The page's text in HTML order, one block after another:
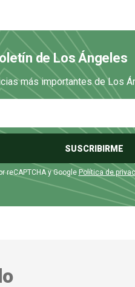
de Los Ángeles
más importantes de Los
SUSCRIBIRME
reCAPTCHA y Google Política de